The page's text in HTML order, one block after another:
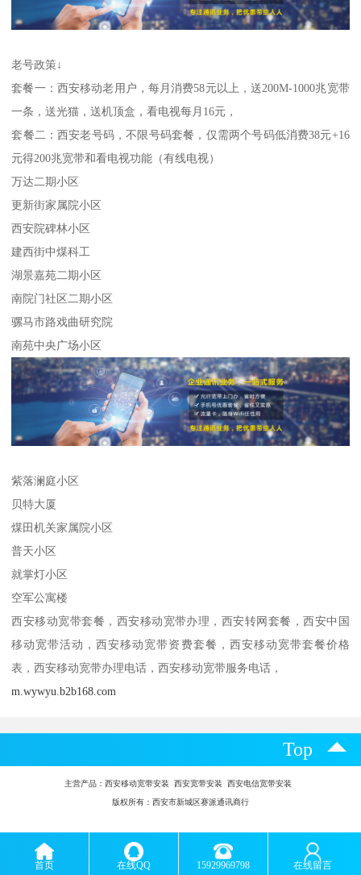
老号政策↓
套餐一：西安移动老用户，每月消费58元以上，送200M-1000兆宽带
一条，送光猫，送机顶盒，看电视每月16元，
套餐二：西安老号码，不限号码套餐，仅需两个号码低消费38元+16
元得200兆宽带和看电视功能（有线电视）
万达二期小区
更新街家属院小区
西安院碑林小区
建西街中煤科工
湖景嘉苑二期小区
南院门社区二期小区
骡马市路戏曲研究院
南苑中央广场小区
紫落澜庭小区
贝特大厦
煤田机关家属院小区
普天小区
就掌灯小区
空军公寓楼
西安移动宽带套餐，西安移动宽带办理，西安转网套餐，西安中国
移动宽带活动，西安移动宽带资费套餐，西安移动宽带套餐价格
表，西安移动宽带办理电话，西安移动宽带服务电话，
m.wywyu.b2b168.com
Top
主营产品： 西安移动宽带安装 西安宽带安装 西安电信宽带安装
版权所有：西安市新城区赛派通讯商行
首页 在线QQ 15929969798 在线留言